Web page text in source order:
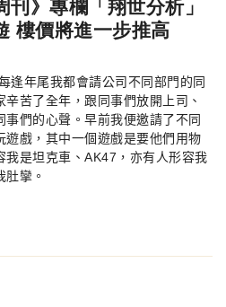
刊》專欄「翔世分析」
樓價將進一步推高
逢年尾我都會請公司不同部門的同
苦了全年，跟同事們放開上司、
們的心聲。早前我便邀請了不同
遊戲，其中一個遊戲是要他們用物
我是坦克車、AK47 ，亦有人形容我
攣。